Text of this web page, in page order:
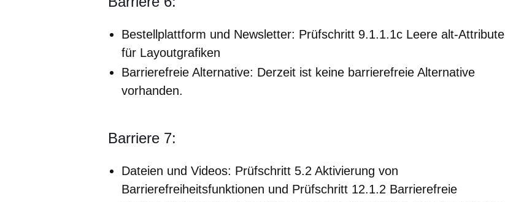
Bestellplattform und Newsletter: Prüfschritt 9.1.1.1c Leere alt-Attribute
für Layoutgrafiken
Barrierefreie Alternative: Derzeit ist keine barrierefreie Alternative
vorhanden.
Barriere 7:
Dateien und Videos: Prüfschritt 5.2 Aktivierung von
Barrierefreiheitsfunktionen und Prüfschritt 12.1.2 Barrierefreie